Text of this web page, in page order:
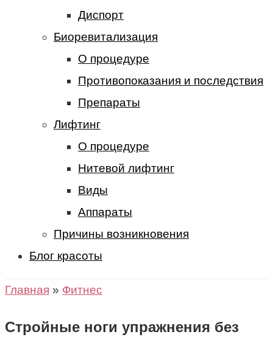
Диспорт
Биоревитализация
О процедуре
Противопоказания и последствия
Препараты
Лифтинг
О процедуре
Нитевой лифтинг
Виды
Аппараты
Причины возникновения
Блог красоты
Главная » Фитнес
Стройные ноги упражнения без